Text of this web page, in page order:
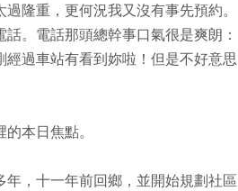
隆重，更何況我又沒有事先預約。
。電話那頭總幹事口氣很是爽朗：
經過車站有看到妳啦！但是不好意思
本日焦點。
，十一年前回鄉，並開始規劃社區